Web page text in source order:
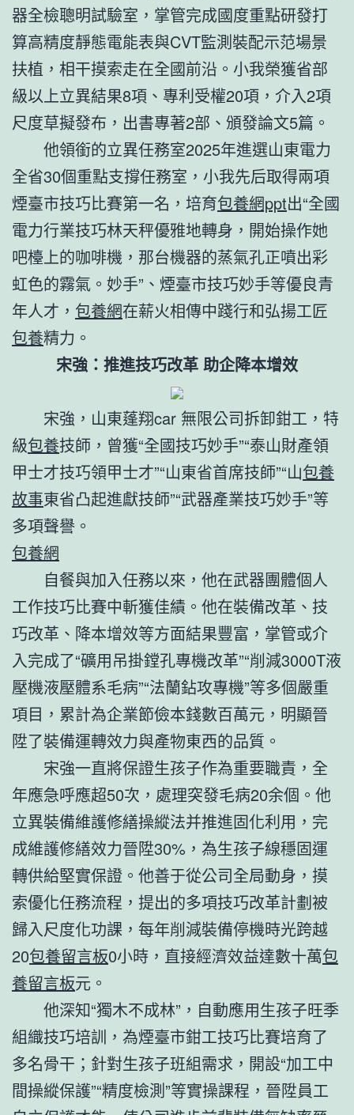
器全檢聰明試驗室，掌管完成國度重點研發打
算高精度靜態電能表與CVT監測裝配示范場景
扶植，相干摸索走在全國前沿。小我榮獲省部
級以上立異結果8項、專利受權20項，介入2項
尺度草擬發布，出書專著2部、頒發論文5篇。
他領銜的立異任務室2025年進選山東電力
全省30個重點支撐任務室，小我先后取得兩項
煙臺市技巧比賽第一名，培育包養網ppt出“全國
電力行業技巧林天秤優雅地轉身，開始操作她
吧檯上的咖啡機，那台機器的蒸氣孔正噴出彩
虹色的霧氣。妙手”、煙臺市技巧妙手等優良青
年人才， 包養網在薪火相傳中踐行和弘揚工匠
包養精力。
宋強：推進技巧改革 助企降本增效
宋強，山東蓬翔car 無限公司拆卸鉗工，特
級包養技師，曾獲“全國技巧妙手”“泰山財產領
甲士才技巧領甲士才”“山東省首席技師”“山包養
故事東省凸起進獻技師”“武器產業技巧妙手”等
多項聲譽。
包養網
自餐與加入任務以來，他在武器團體個人
工作技巧比賽中斬獲佳績。他在裝備改革、技
巧改革、降本增效等方面結果豐富，掌管或介
入完成了“礦用吊掛鏜孔專機改革”“削減3000T液
壓機液壓體系毛病”“法蘭鉆攻專機”等多個嚴重
項目，累計為企業節儉本錢數百萬元，明顯晉
陞了裝備運轉效力與產物東西的品質。
宋強一直將保證生孩子作為重要職責，全
年應急呼應超50次，處理突發毛病20余個。他
立異裝備維護修繕操縱法并推進固化利用，完
成維護修繕效力晉陞30%，為生孩子線穩固運
轉供給堅實保證。他善于從公司全局動身，摸
索優化任務流程，提出的多項技巧改革計劃被
歸入尺度化功課，每年削減裝備停機時光跨越
20包養留言板0小時，直接經濟效益達數十萬包
養留言板元。
他深知“獨木不成林”，自動應用生孩子旺季
組織技巧培訓，為煙臺市鉗工技巧比賽培育了
多名骨干；針對生孩子班組需求，開設“加工中
間操縱保護”“精度檢測”等實操課程，晉陞員工